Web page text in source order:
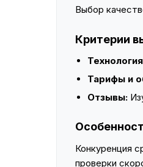
Выбор
Критерии
Тарифы и
Отзывы:
Конкуренция
проверки